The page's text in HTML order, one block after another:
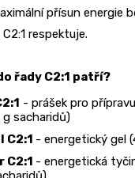
přísun energie
respektuje.
řady C2:1 patří?
- prášek pro
sacharidů)
C2:1 - energetický gel
C2:1 - energetická